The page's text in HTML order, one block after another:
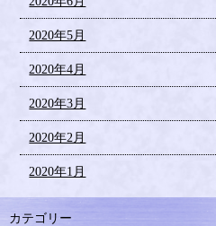
2020年5月
2020年4月
2020年3月
2020年2月
2020年1月
カテゴリー